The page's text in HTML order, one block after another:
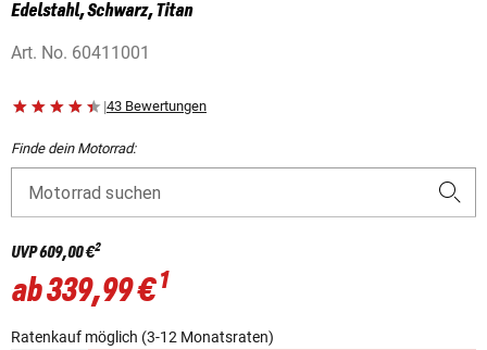
Edelstahl, Schwarz, Titan
Art. No. 60411001
|43 Bewertungen
Finde dein Motorrad:
Motorrad suchen
UVP609,00 €2
ab339,99 €1
Ratenkauf möglich (3-12 Monatsraten)